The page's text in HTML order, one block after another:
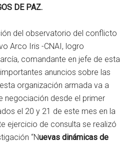
DE PAZ.
del observatorio del conflicto
Arco Iris -CNAI, logro
comandante en jefe de esta
anuncios sobre las
organización armada va a
negociación desde el primer
el 20 y 21 de este mes en la
ejercicio de consulta se realizó
“Nuevas dinámicas de